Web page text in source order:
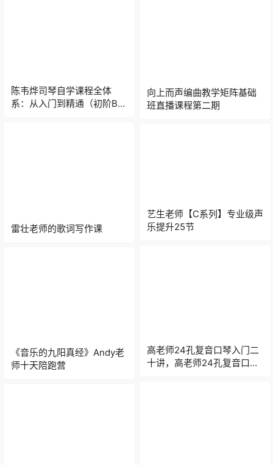
陈韦烨司琴自学课程全体
系：从入门到精通（初阶B1-
向上而声编曲教学矩阵基础
班直播课程第二期
雷壮老师的歌词写作课
艺生老师【C系列】专业级声
乐提升25节
高老师24孔复音口琴入门二
十讲，高老师24孔复音口琴
《音乐的九阳真经》Andy老
师十天陪跑营